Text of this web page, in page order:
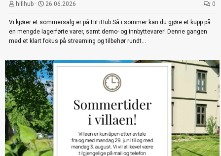
hifihub 26.06.2026 0
Vi kjører et sommersalg er på HiFiHub Så i sommer kan du gjøre et kupp på
en mengde lagerførte varer, samt demo- og innbyttevarer! Denne gangen
med et klart fokus på streaming og tilbehør rundt...